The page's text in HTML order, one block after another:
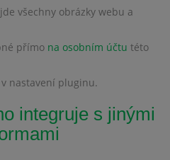
všechny obrázky webu a
přímo na osobním účtu této
nastavení pluginu.
integruje s jinými